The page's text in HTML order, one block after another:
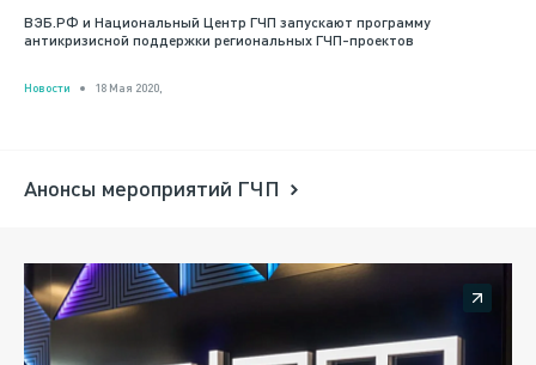
ВЭБ.РФ и Национальный Центр ГЧП запускают программу
антикризисной поддержки региональных ГЧП-проектов
Новости 18 Мая 2020,
Анонсы мероприятий ГЧП